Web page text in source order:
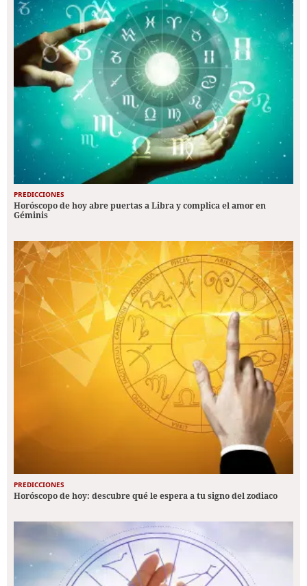
PREDICCIONES
Horóscopo de hoy abre puertas a Libra y complica el amor en
Géminis
PREDICCIONES
Horóscopo de hoy: descubre qué le espera a tu signo del zodiaco